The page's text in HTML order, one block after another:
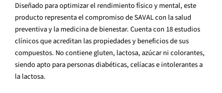
Diseñado para optimizar el rendimiento físico y mental, este
producto representa el compromiso de SAVAL con la salud
preventiva y la medicina de bienestar. Cuenta con 18 estudios
clínicos que acreditan las propiedades y beneficios de sus
compuestos. No contiene gluten, lactosa, azúcar ni colorantes,
siendo apto para personas diabéticas, celíacas e intolerantes a
la lactosa.